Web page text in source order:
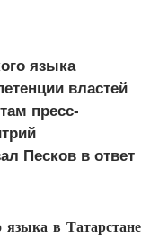
языка
властей
пресс-
Песков в ответ
языка в Татарстане